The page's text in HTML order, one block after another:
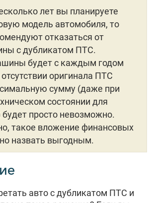
лет вы планируете
модель автомобиля, то
отказаться от
с дубликатом ПТС.
будет с каждым годом
оригинала ПТС
сумму (даже при
состоянии для
будет просто невозможно.
такое вложение финансовых
назвать выгодным.
авто с дубликатом ПТС и